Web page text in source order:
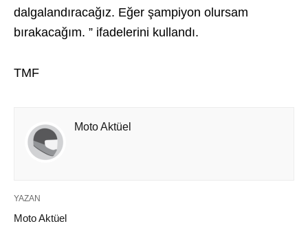
dalgalandıracağız. Eğer şampiyon olursam
bırakacağım. ” ifadelerini kullandı.
TMF
Moto Aktüel
YAZAN
Moto Aktüel